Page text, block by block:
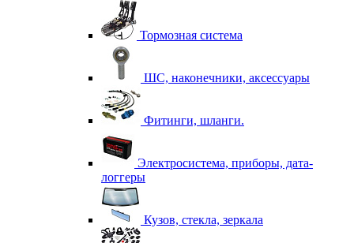
Тормозная система
ШС, наконечники, аксессуары
Фитинги, шланги.
Электросистема, приборы, дата-
логгеры
Кузов, стекла, зеркала